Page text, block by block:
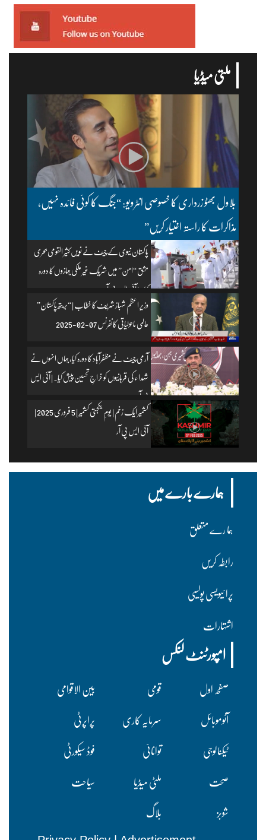
ملتی میڈیا
بلاول بھٹو زرداری کا خصوصی انٹرویو: “جنگ کا کوئی فائدہ نہیں،
مذاکرات کا راستہ اختیار کریں”
پاکستان نیوی کے چیف نے نویں کثیر القومی بحری
مشق “امن” میں شریک غیر ملکی جہازوں کا دورہ
کیا۔ | آئی ایس پی آر
وزیرِ اعظم شہباز شریف کا خطاب | “بریتھ پاکستان”
عالمی ماحولیاتی کانفرنس 07-02-2025
آرمی چیف نے مظفرآباد کا دورہ کیا، جہاں انہوں نے
شہداء کی قربانیوں کو خراجِ تحسین پیش کیا۔ | آئی ایس
پی آر
کشمیر ایک زخم | یومِ یکجہتی کشمیر | 5 فروری 2025 |
آئی ایس پی آر
ہمارے بارے میں
ہما رے متعلق
رابطہ کریں
پرا ئیویسی پولسیی
اشتہارات
امپورٹنٹ لنکس
صفحہ اول قومی
بین الاقوامی
آٹوموبائل
سرمایہ کاری
پراپرٹی
ٹیکنالوجی
توانائی
فوڈ سیکورٹی
صحت
ملٹی میڈیا
سیاحت
شوبز
بلاگ